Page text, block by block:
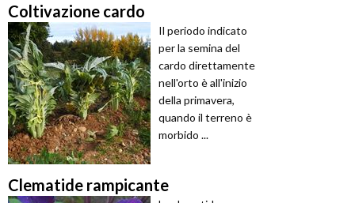
Coltivazione cardo
Il periodo indicato
per la semina del
cardo direttamente
nell'orto è all'inizio
della primavera,
quando il terreno è
morbido ...
Clematide rampicante